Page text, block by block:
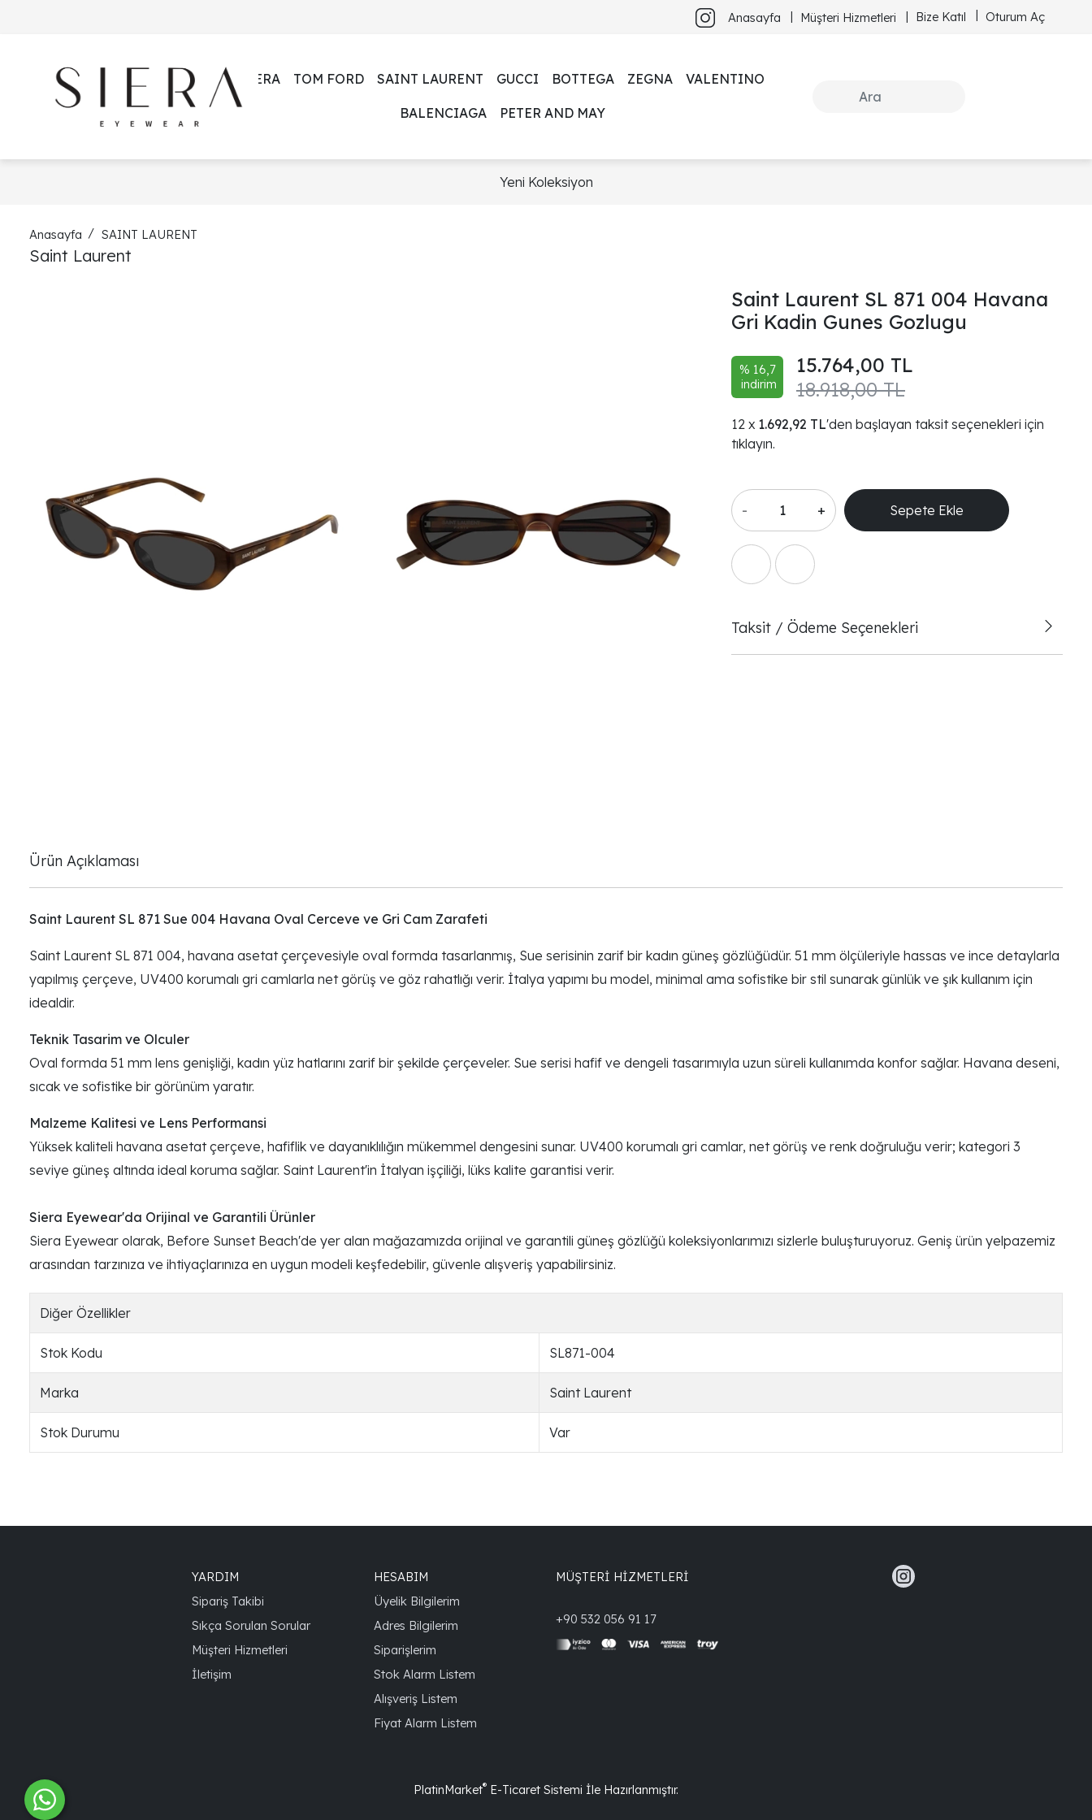
Anasayfa Müşteri Hizmetleri Bize Katıl Oturum Aç
SIERA TOM FORD SAINT LAURENT GUCCI BOTTEGA ZEGNA VALENTINO
BALENCIAGA PETER AND MAY
Yeni Koleksiyon
Anasayfa SAINT LAURENT
Saint Laurent
Saint Laurent SL 871 004 Havana
Gri Kadin Gunes Gozlugu
% 16,7
indirim
18.918,00 TL
15.764,00 TL
1.692,92 TL'den başlayan taksit seçenekleri için
tıklayın.
- + Sepete Ekle
Taksit / Ödeme Seçenekleri
Ürün Açıklaması
Saint Laurent SL 871 Sue 004 Havana Oval Cerceve ve Gri Cam Zarafeti
Saint Laurent SL 871 004, havana asetat çerçevesiyle oval formda tasarlanmış, Sue serisinin zarif bir kadın güneş gözlüğüdür. 51 mm ölçüleriyle hassas ve ince detaylarla
yapılmış çerçeve, UV400 korumalı gri camlarla net görüş ve göz rahatlığı verir. İtalya yapımı bu model, minimal ama sofistike bir stil sunarak günlük ve şık kullanım için
idealdir.
Teknik Tasarim ve Olculer
Oval formda 51 mm lens genişliği, kadın yüz hatlarını zarif bir şekilde çerçeveler. Sue serisi hafif ve dengeli tasarımıyla uzun süreli kullanımda konfor sağlar. Havana deseni,
sıcak ve sofistike bir görünüm yaratır.
Malzeme Kalitesi ve Lens Performansi
Yüksek kaliteli havana asetat çerçeve, hafiflik ve dayanıklılığın mükemmel dengesini sunar. UV400 korumalı gri camlar, net görüş ve renk doğruluğu verir; kategori 3
seviye güneş altında ideal koruma sağlar. Saint Laurent'in İtalyan işçiliği, lüks kalite garantisi verir.
Siera Eyewear'da Orijinal ve Garantili Ürünler
Siera Eyewear olarak, Before Sunset Beach'de yer alan mağazamızda orijinal ve garantili güneş gözlüğü koleksiyonlarımızı sizlerle buluşturuyoruz. Geniş ürün yelpazemiz
arasından tarzınıza ve ihtiyaçlarınıza en uygun modeli keşfedebilir, güvenle alışveriş yapabilirsiniz.
Diğer Özellikler
Stok Kodu SL871-004
Marka Saint Laurent
Stok Durumu Var
YARDIM
Sipariş Takibi
Sıkça Sorulan Sorular
Müşteri Hizmetleri
İletişim
HESABIM
Üyelik Bilgilerim
Adres Bilgilerim
Siparişlerim
Stok Alarm Listem
Alışveriş Listem
Fiyat Alarm Listem
MÜŞTERİ HİZMETLERİ
+90 532 056 91 17
PlatinMarket® E-Ticaret Sistemi İle Hazırlanmıştır.